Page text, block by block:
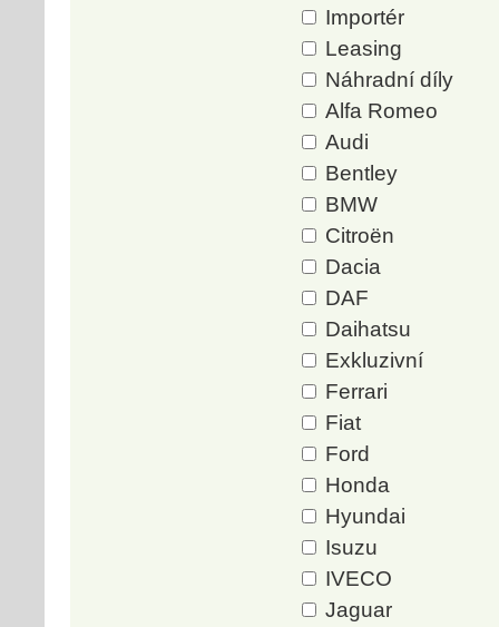
Importér
Leasing
Náhradní díly
Alfa Romeo
Audi
Bentley
BMW
Citroën
Dacia
DAF
Daihatsu
Exkluzivní
Ferrari
Fiat
Ford
Honda
Hyundai
Isuzu
IVECO
Jaguar